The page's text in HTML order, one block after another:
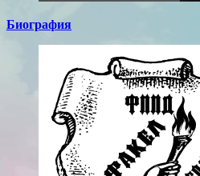
Биография